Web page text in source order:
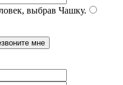
выбрав Чашку.